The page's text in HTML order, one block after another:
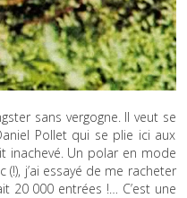
sans vergogne. Il veut se
Pollet qui se plie ici aux
inachevé. Un polar en mode
j’ai essayé de me racheter
20 000 entrées !… C’est une